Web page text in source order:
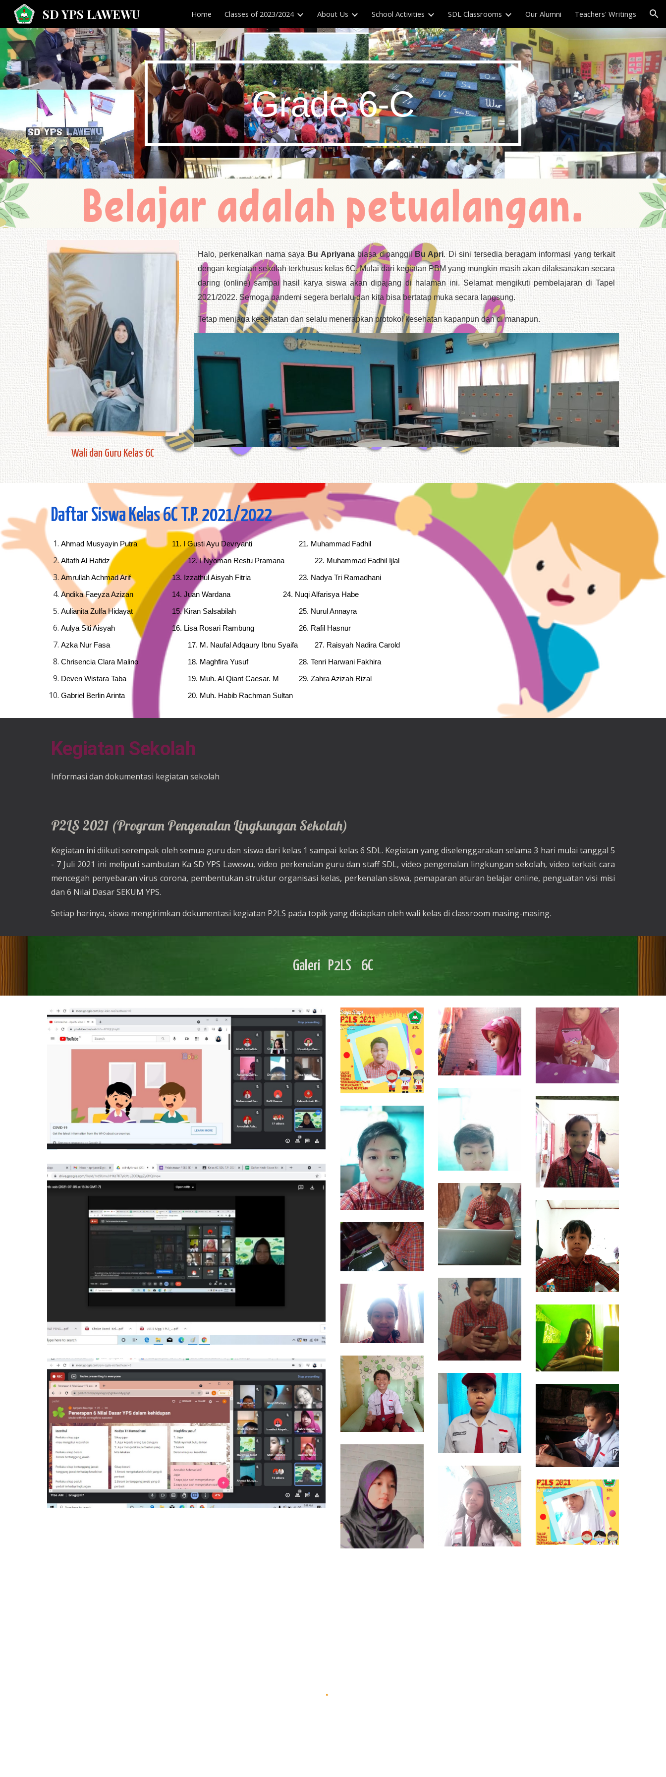
Skip to main content Skip to navigation
SD YPS LAWEWU Home Classes of 2023/2024 About Us School Activities SDL Classrooms Our Alumni Teachers' Writings
Grade 6-C
Wali dan Guru Kelas 6C
Halo, perkenalkan nama saya Bu Apriyanabiasa dipanggil Bu Apri. Di sini tersedia beragam informasi yang terkait
dengan kegiatan sekolah terkhusus kelas 6C. Mulai dari kegiatan PBM yang mungkin masih akan dilaksanakan secara
daring (online) sampai hasil karya siswa akan dipajang di halaman ini. Selamat mengikuti pembelajaran di Tapel
2021/2022. Semoga pandemi segera berlalu dan kita bisa bertatap muka secara langsung.
Tetap menjaga kesehatan dan selalu menerapkan protokol kesehatan kapanpun dan di manapun.
Daftar Siswa Kelas 6C T.P. 2021/2022
Ahmad Musyayin Putra 11. I Gusti Ayu Devryanti 21. Muhammad Fadhil
Altafh Al Hafidz 12. I Nyoman Restu Pramana 22. Muhammad Fadhil Ijlal
Amrullah Achmad Arif 13. Izzathul Aisyah Fitria 23. Nadya Tri Ramadhani
Andika Faeyza Azizan 14. Juan Wardana 24. Nuqi Alfarisya Habe
Aulianita Zulfa Hidayat 15. Kiran Salsabilah 25. Nurul Annayra
Aulya Siti Aisyah 16. Lisa Rosari Rambung 26. Rafil Hasnur
Azka Nur Fasa 17. M. Naufal Adqaury Ibnu Syaifa 27. Raisyah Nadira Carold
Chrisencia Clara Malino 18. Maghfira Yusuf 28. Tenri Harwani Fakhira
Deven Wistara Taba 19. Muh. Al Qiant Caesar. M 29. Zahra Azizah Rizal
Gabriel Berlin Arinta 20. Muh. Habib Rachman Sultan
Kegiatan Sekolah
Informasi dan dokumentasi kegiatan sekolah
P2LS 2021 (Program Pengenalan Lingkungan Sekolah)
Kegiatan ini diikuti serempak oleh semua guru dan siswa dari kelas 1 sampai kelas 6 SDL. Kegiatan yang diselenggarakan selama 3 hari mulai tanggal 5
- 7 Juli 2021 ini meliputi sambutan Ka SD YPS Lawewu, video perkenalan guru dan staff SDL, video pengenalan lingkungan sekolah, video terkait cara
mencegah penyebaran virus corona, pembentukan struktur organisasi kelas, perkenalan siswa, pemaparan aturan belajar online, penguatan visi misi
dan 6 Nilai Dasar SEKUM YPS.
Setiap harinya, siswa mengirimkan dokumentasi kegiatan P2LS pada topik yang disiapkan oleh wali kelas di classroom masing-masing.
Galeri P2LS 6C